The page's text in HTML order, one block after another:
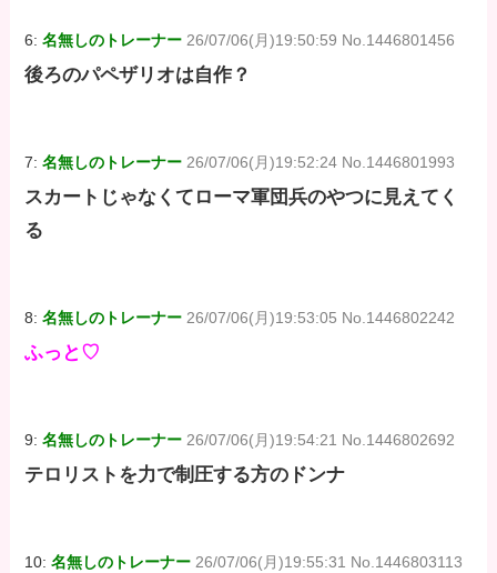
6:名無しのトレーナー 26/07/06(月)19:50:59 No.1446801456
後ろのパペザリオは自作？
7:名無しのトレーナー 26/07/06(月)19:52:24 No.1446801993
スカートじゃなくてローマ軍団兵のやつに見えてく
る
8:名無しのトレーナー 26/07/06(月)19:53:05 No.1446802242
ふっと♡
9:名無しのトレーナー 26/07/06(月)19:54:21 No.1446802692
テロリストを力で制圧する方のドンナ
10:名無しのトレーナー 26/07/06(月)19:55:31 No.1446803113